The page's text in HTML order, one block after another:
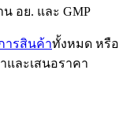
อย. และ GMP
ารสินค้าทั้งหมด หรือ
และเสนอราคา